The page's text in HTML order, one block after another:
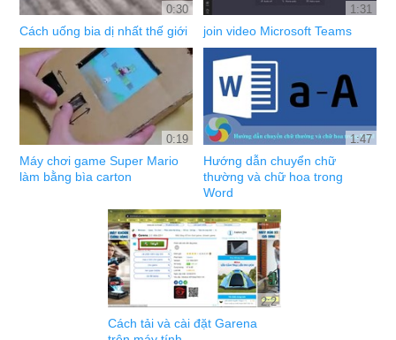
0:30
Cách uống bia dị nhất thế giới
1:31
join video Microsoft Teams
0:19
Máy chơi game Super Mario
làm bằng bìa carton
1:47
Hướng dẫn chuyển chữ
thường và chữ hoa trong
Word
2:2
Cách tải và cài đặt Garena